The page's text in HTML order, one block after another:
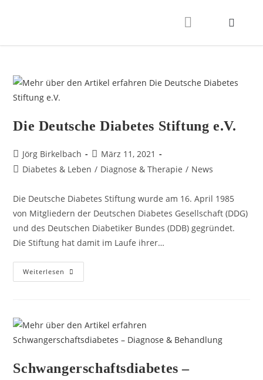
Die Deutsche Diabetes Stiftung e.V.
Jörg Birkelbach
März 11, 2021
Diabetes & Leben / Diagnose & Therapie / News
Die Deutsche Diabetes Stiftung wurde am 16. April 1985
von Mitgliedern der Deutschen Diabetes Gesellschaft (DDG)
und des Deutschen Diabetiker Bundes (DDB) gegründet.
Die Stiftung hat damit im Laufe ihrer…
Weiterlesen
Schwangerschaftsdiabetes –